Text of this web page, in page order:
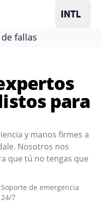
fallas
para
y manos firmes a
Nosotros nos
que tú no tengas que
Soporte de emergencia
24/7